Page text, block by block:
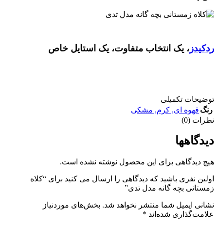
ردکیدز ، یک انتخاب متفاوت، یک استایل خاص
توضیحات تکمیلی
رنگ قهوه ای, کرم, مشکی
نظرات (0)
دیدگاهها
هیچ دیدگاهی برای این محصول نوشته نشده است.
اولین نفری باشید که دیدگاهی را ارسال می کنید برای “کلاه
زمستانی بچه گانه مدل تدی”
نشانی ایمیل شما منتشر نخواهد شد. بخش‌های موردنیاز
علامت‌گذاری شده‌اند *